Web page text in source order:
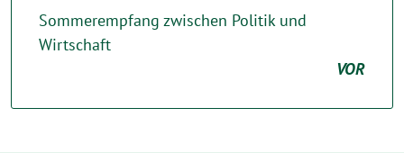
Sommerempfang zwischen Politik und
Wirtschaft
VOR